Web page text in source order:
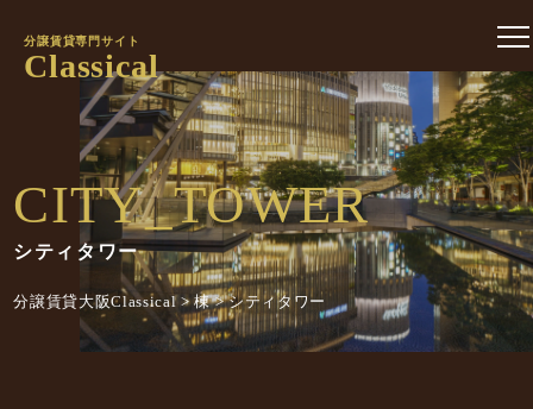
分譲賃貸専門サイト
Classical
CITY_TOWER
シティタワー
分譲賃貸大阪Classical>棟>シティタワー